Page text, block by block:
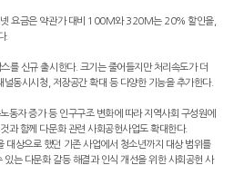
요금은 약관가 대비 100M와 320M는 20% 할인을,
.
를 신규 출시한다. 크기는 줄어들지만 처리속도가 더
널동시시청, 저장공간 확대 등 다양한 기능을 추가한다.
동자 증가 등 인구구조 변화에 따라 지역사회 구성원에
과 함께 다문화 관련 사회공헌사업도 확대한다.
대상으로 했던 기존 사업에서 청소년까지 대상 범위를
있는 다문화 갈등 해결과 인식 개선을 위한 사회공헌 사